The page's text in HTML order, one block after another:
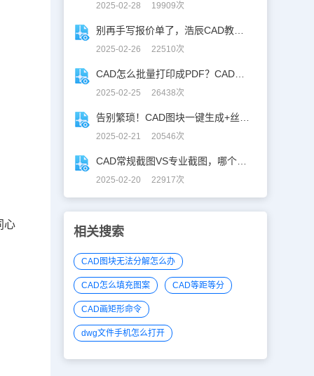
心
2025-02-28 19909次
2025-02-26 22510次
2025-02-25 26438次
2025-02-21 20546次
2025-02-20 22917次
相关搜索
CAD图块无法分解怎么办
CAD怎么填充图案 CAD等距等分
CAD画矩形命令
dwg文件手机怎么打开